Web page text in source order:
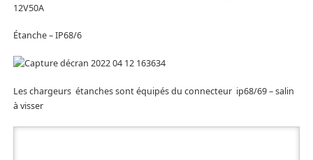
12V50A
Étanche – IP68/6
Les chargeurs étanches sont équipés du connecteur ip68/69 – salin
à visser